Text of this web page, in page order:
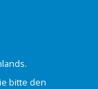
bitte den